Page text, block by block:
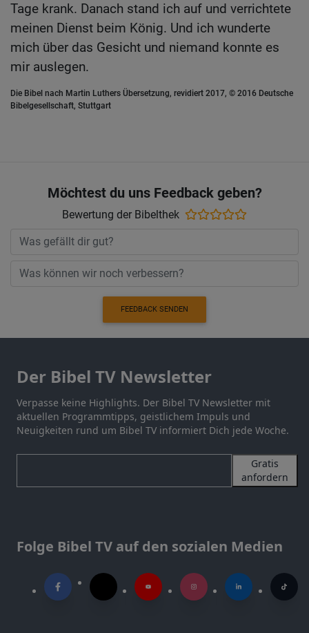
Tage krank. Danach stand ich auf und verrichtete
meinen Dienst beim König. Und ich wunderte
mich über das Gesicht und niemand konnte es
mir auslegen.
Die Bibel nach Martin Luthers Übersetzung, revidiert 2017, © 2016 Deutsche
Bibelgesellschaft, Stuttgart
Möchtest du uns Feedback geben?
Bewertung der Bibelthek
FEEDBACK SENDEN
Der Bibel TV Newsletter
Verpasse keine Highlights. Der Bibel TV Newsletter mit
aktuellen Programmtipps, geistlichem Impuls und
Neuigkeiten rund um Bibel TV informiert Dich jede Woche.
Gratis
anfordern
Folge Bibel TV auf den sozialen Medien